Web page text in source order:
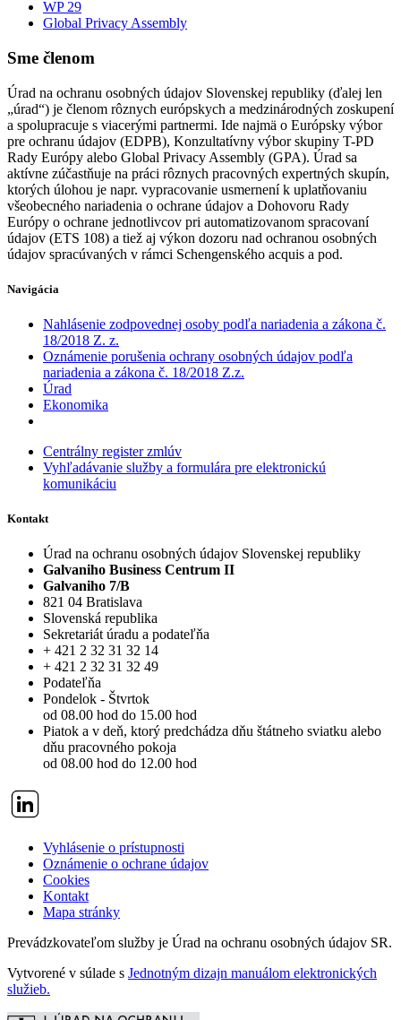
WP 29
Global Privacy Assembly
Sme členom
Úrad na ochranu osobných údajov Slovenskej republiky (ďalej len
„úrad“) je členom rôznych európskych a medzinárodných zoskupení
a spolupracuje s viacerými partnermi. Ide najmä o Európsky výbor
pre ochranu údajov (EDPB), Konzultatívny výbor skupiny T-PD
Rady Európy alebo Global Privacy Assembly (GPA). Úrad sa
aktívne zúčastňuje na práci rôznych pracovných expertných skupín,
ktorých úlohou je napr. vypracovanie usmernení k uplatňovaniu
všeobecného nariadenia o ochrane údajov a Dohovoru Rady
Európy o ochrane jednotlivcov pri automatizovanom spracovaní
údajov (ETS 108) a tiež aj výkon dozoru nad ochranou osobných
údajov spracúvaných v rámci Schengenského acquis a pod.
Navigácia
Nahlásenie zodpovednej osoby podľa nariadenia a zákona č.
18/2018 Z. z.
Oznámenie porušenia ochrany osobných údajov podľa
nariadenia a zákona č. 18/2018 Z.z.
Úrad
Ekonomika
Centrálny register zmlúv
Vyhľadávanie služby a formulára pre elektronickú
komunikáciu
Kontakt
Úrad na ochranu osobných údajov Slovenskej republiky
Galvaniho Business Centrum II
Galvaniho 7/B
821 04 Bratislava
Slovenská republika
Sekretariát úradu a podateľňa
+ 421 2 32 31 32 14
+ 421 2 32 31 32 49
Podateľňa
Pondelok - Štvrtok
od 08.00 hod do 15.00 hod
Piatok a v deň, ktorý predchádza dňu štátneho sviatku alebo
dňu pracovného pokoja
od 08.00 hod do 12.00 hod
Vyhlásenie o prístupnosti
Oznámenie o ochrane údajov
Cookies
Kontakt
Mapa stránky
Prevádzkovateľom služby je Úrad na ochranu osobných údajov SR.
Vytvorené v súlade s Jednotným dizajn manuálom elektronických
služieb.